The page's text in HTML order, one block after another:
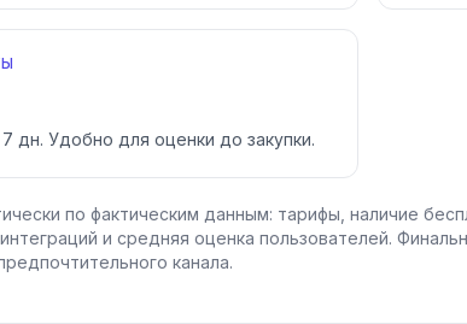
дн. Удобно для оценки до закупки.
по фактическим данным: тарифы, наличие
и средняя оценка пользователей.
канала.